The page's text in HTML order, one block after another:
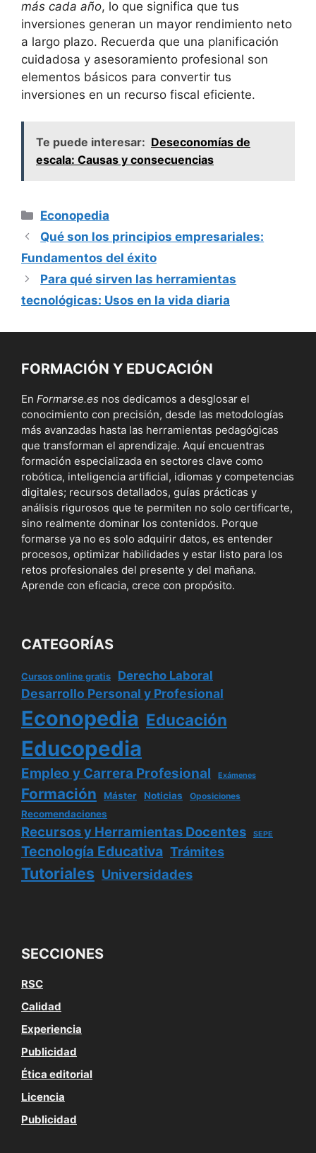
más cada año, lo que significa que tus
inversiones generan un mayor rendimiento neto
a largo plazo.​ Recuerda que una planificación
cuidadosa y asesoramiento profesional son
elementos básicos para convertir tus
inversiones en un recurso fiscal eficiente.
Te puede interesar: Deseconomías de
escala: Causas y consecuencias
Categorías
Econopedia
Qué son los principios empresariales:
Fundamentos del éxito
Para qué sirven las herramientas
tecnológicas: Usos en la vida diaria
FORMACIÓN Y EDUCACIÓN
En Formarse.es nos dedicamos a desglosar el
conocimiento con precisión, desde las metodologías
más avanzadas hasta las herramientas pedagógicas
que transforman el aprendizaje. Aquí encuentras
formación especializada en sectores clave como
robótica, inteligencia artificial, idiomas y competencias
digitales; recursos detallados, guías prácticas y
análisis rigurosos que te permiten no solo certificarte,
sino realmente dominar los contenidos. Porque
formarse ya no es solo adquirir datos, es entender
procesos, optimizar habilidades y estar listo para los
retos profesionales del presente y del mañana.
Aprende con eficacia, crece con propósito.
CATEGORÍAS
Cursos online gratis Derecho Laboral
Desarrollo Personal y Profesional
Econopedia Educación
Educopedia
Empleo y Carrera Profesional Exámenes
Formación Máster Noticias Oposiciones
Recomendaciones
Recursos y Herramientas Docentes SEPE
Tecnología Educativa Trámites
Tutoriales Universidades
SECCIONES
RSC
Calidad
Experiencia
Publicidad
Ética editorial
Licencia
Publicidad